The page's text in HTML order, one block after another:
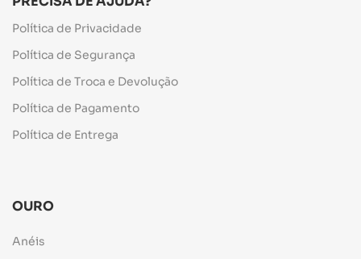
Política de Privacidade
Política de Segurança
Política de Troca e Devolução
Política de Pagamento
Política de Entrega
OURO
Anéis